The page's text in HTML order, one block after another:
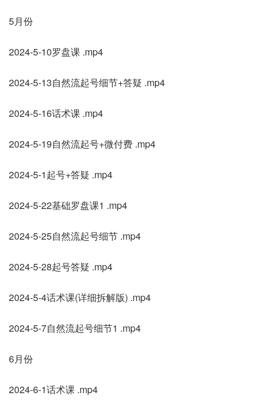
5月份
2024-5-10罗盘课 .mp4
2024-5-13自然流起号细节+答疑 .mp4
2024-5-16话术课 .mp4
2024-5-19自然流起号+微付费 .mp4
2024-5-1起号+答疑 .mp4
2024-5-22基础罗盘课1 .mp4
2024-5-25自然流起号细节 .mp4
2024-5-28起号答疑 .mp4
2024-5-4话术课(详细拆解版) .mp4
2024-5-7自然流起号细节1 .mp4
6月份
2024-6-1话术课 .mp4